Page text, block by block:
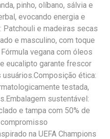
pinho, olíbano, sálvia e
evocando energia e
Patchouli e madeiras secas
e masculino, com toque
vegana com óleos
eucalipto garante frescor
ética:
testada,
sustentável:
e tampa com 50% de
na UEFA Champions